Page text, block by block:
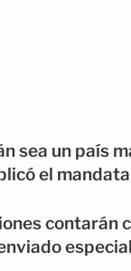
sea un país
el
contarán